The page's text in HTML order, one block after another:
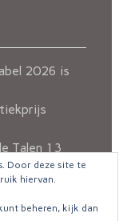
2026 is
Talen 13
Door deze site te
hiervan.
beheren, kijk dan